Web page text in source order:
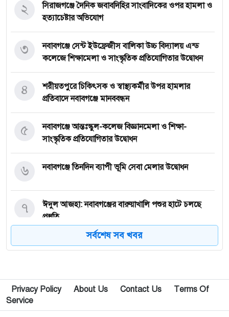
সিরাজগঞ্জে দৈনিক জবাবদিহির সাংবাদিকের ওপর হামলা ও
হত্যাচেষ্টার অভিযোগ
২
নবাবগঞ্জে সেন্ট ইউফ্রেজীস বালিকা উচ্চ বিদ্যালয় এন্ড
কলেজে শিক্ষামেলা ও সাংস্কৃতিক প্রতিযোগিতার উদ্বোধন
৩
শরীয়তপুরে চিকিৎসক ও স্বাস্থ্যকর্মীর উপর হামলার
প্রতিবাদে নবাবগঞ্জে মানববন্ধন
৪
নবাবগঞ্জে আন্তঃস্কুল-কলেজ বিজ্ঞানমেলা ও শিক্ষা-
সাংস্কৃতিক প্রতিযোগিতার উদ্বোধন
৫
নবাবগঞ্জে তিনদিন ব্যাপী ভূমি সেবা মেলার উদ্বোধন
৬
ঈদুল আজহা: নবাবগঞ্জের বারুয়াখালি পশুর হাটে চলছে
প্রস্তুতি
৭
নবাবগঞ্জে পরিস্কার পরিচ্ছন্নতা অভিযানে এমপি
৮
পপুলার লাইফ ইন্স্যুরেন্স পিএলসির নবাবগঞ্জ অঞ্চলে বার্ষিক
সম্মেলন ও চেক হস্তান্তর
৯
সর্বশেষ সব খবর
Privacy Policy About Us Contact Us
Terms Of
Service